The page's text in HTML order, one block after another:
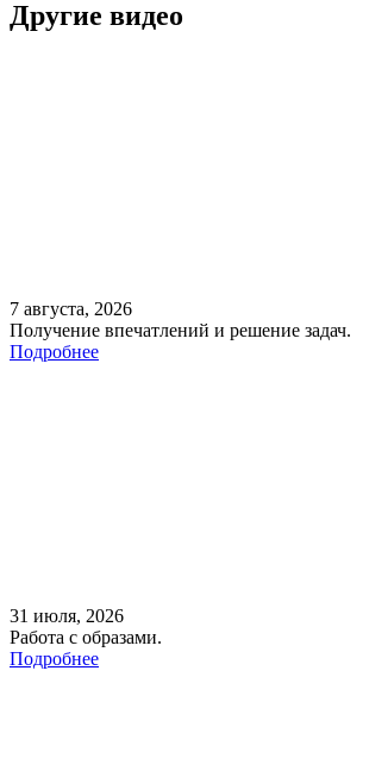
Другие видео
7 августа, 2026
Получение впечатлений и решение задач.
Подробнее
31 июля, 2026
Работа с образами.
Подробнее